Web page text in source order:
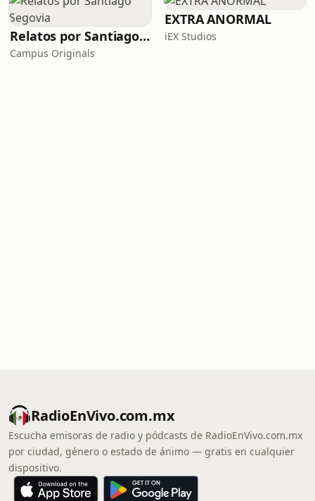
Relatos por Santiago Segovia
Campus Originals
EXTRA ANORMAL
iEX Studios
RadioEnVivo.com.mx
Escucha emisoras de radio y pódcasts de RadioEnVivo.com.mx
por ciudad, género o estado de ánimo — gratis en cualquier
dispositivo.